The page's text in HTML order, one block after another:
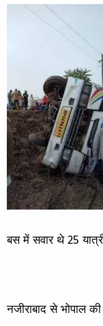
बस में सवार थे 25
नजीराबाद से भोपाल